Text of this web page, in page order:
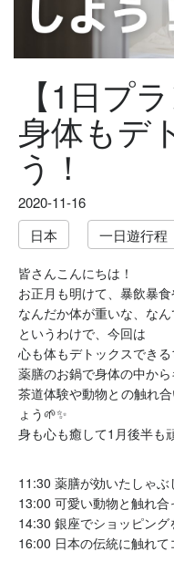
【1日プ
身体もデ
う！
2020-11-16
日本
一日遊行程
皆さんこんにちは！
お正月も明けて、暴飲暴
なんだか体が重いな、な
というわけで、今回は
心も体もデトックスでき
薬膳のお鍋で身体の中から
茶道体験や動物との触れ
ょう🌱✨
身も心も癒して1月後半も
11:30 薬膳が効いたしゃ
13:00 可愛い動物と触れ
14:30 銀座でショッピング
16:00 日本の伝統に触れて